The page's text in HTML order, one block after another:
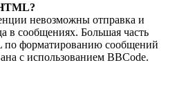
невозможны отправка и
в сообщениях. Большая часть
по форматированию сообщений
с использованием BBCode.